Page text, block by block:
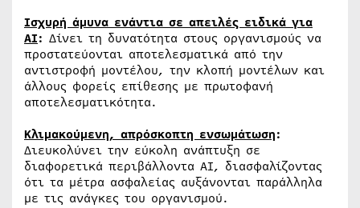
Ισχυρή άμυνα ενάντια σε απειλές ειδικά για
AI: Δίνει τη δυνατότητα στους οργανισμούς να
προστατεύονται αποτελεσματικά από την
αντιστροφή μοντέλου, την κλοπή μοντέλων και
άλλους φορείς επίθεσης με πρωτοφανή
αποτελεσματικότητα.
Κλιμακούμενη, απρόσκοπτη ενσωμάτωση:
Διευκολύνει την εύκολη ανάπτυξη σε
διαφορετικά περιβάλλοντα AI, διασφαλίζοντας
ότι τα μέτρα ασφαλείας αυξάνονται παράλληλα
με τις ανάγκες του οργανισμού.